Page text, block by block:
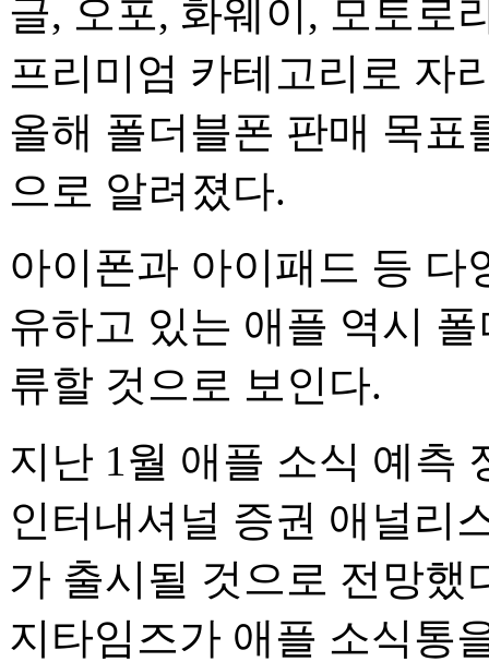
글, 오포, 화웨이, 모토로
프리미엄 카테고리로 자
올해 폴더블폰 판매 목표
으로 알려졌다.
아이폰과 아이패드 등 다
유하고 있는 애플 역시
류할 것으로 보인다.
지난 1월 애플 소식 예측
인터내셔널 증권 애널리
가 출시될 것으로 전망했
지타임즈가 애플 소식통